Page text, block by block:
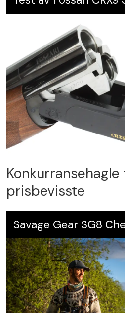
prisbevisste
Savage Gear SG8